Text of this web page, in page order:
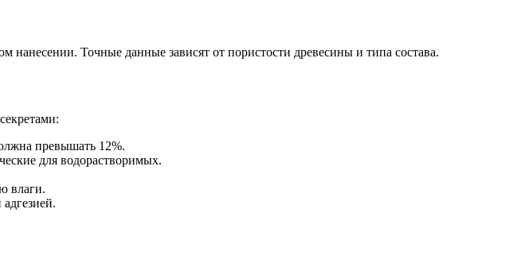
нанесении. Точные данные зависят от пористости древесины и типа состава.
превышать 12%.
для водорастворимых.
влаги.